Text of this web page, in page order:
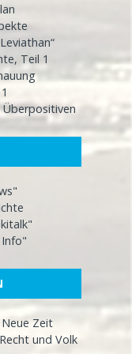
Teil 1
Zeit
und Volk